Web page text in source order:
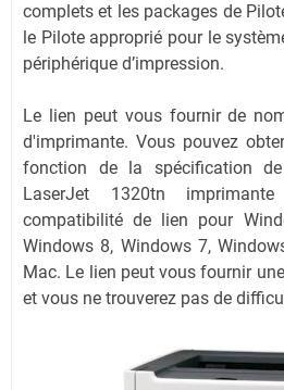
complets et les packages de
le Pilote approprié pour le
périphérique d’impression.
Le lien peut vous fournir de
d'imprimante. Vous pouvez
fonction de la spécification
LaserJet 1320tn
compatibilité de lien pour
Windows 8, Windows 7,
Mac. Le lien peut vous fournir
et vous ne trouverez pas de